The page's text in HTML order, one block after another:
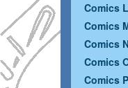
Comics L
Comics
Comics
Comics
Comics P